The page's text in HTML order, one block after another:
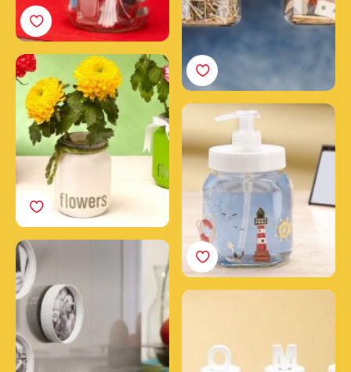
Vasetti fioriti Nutella®
Vasetto portasapone
Nutella®
Vasetti decorativi / porta